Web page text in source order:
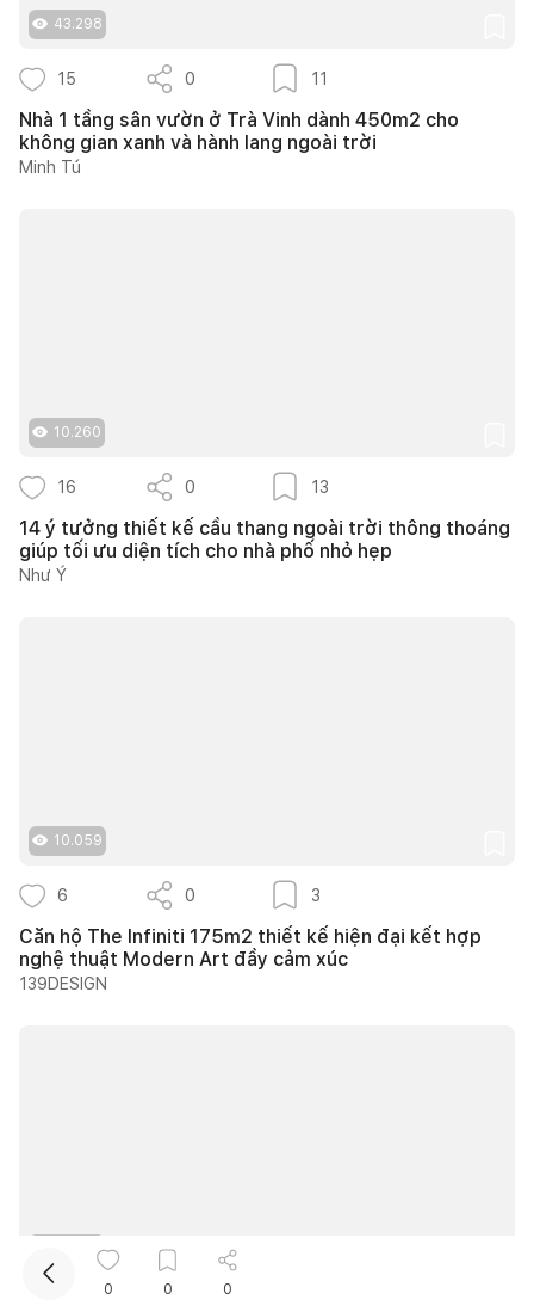
43.298
15 0 11
Nhà 1 tầng sân vườn ở Trà Vinh dành 450m2 cho
không gian xanh và hành lang ngoài trời
Minh Tú
10.260
16 0 13
14 ý tưởng thiết kế cầu thang ngoài trời thông thoáng
giúp tối ưu diện tích cho nhà phố nhỏ hẹp
Như Ý
10.059
6 0 3
Căn hộ The Infiniti 175m2 thiết kế hiện đại kết hợp
nghệ thuật Modern Art đầy cảm xúc
139DESIGN
10.735
0 0 0